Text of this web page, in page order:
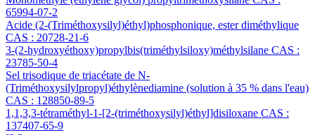
65994-07-2
Acide (2-(Triméthoxysilyl)éthyl)phosphonique, ester diméthylique
CAS : 20728-21-6
3-(2-hydroxyéthoxy)propylbis(triméthylsiloxy)méthylsilane CAS :
23785-50-4
Sel trisodique de triacétate de N-
(Triméthoxysilylpropyl)éthylènediamine (solution à 35 % dans l'eau)
CAS : 128850-89-5
1,1,3,3-tétraméthyl-1-[2-(triméthoxysilyl)éthyl]disiloxane CAS :
137407-65-9